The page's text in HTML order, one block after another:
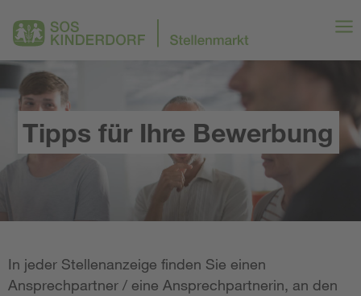
Tipps für Ihre Bewerbung
In jeder Stellenanzeige finden Sie einen
Ansprechpartner / eine Ansprechpartnerin, an den